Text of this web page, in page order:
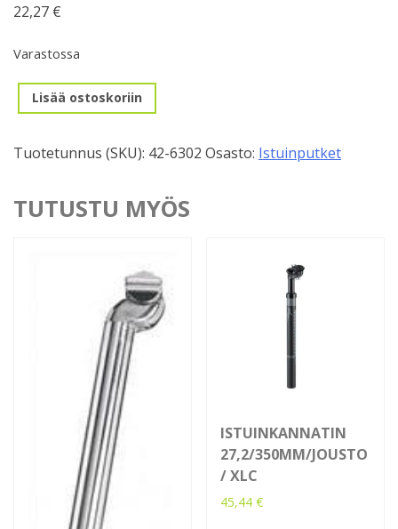
22,27 €
Varastossa
Istuinkannatin
30,2/400mm/Hopea/Lukolla
Lisää ostoskoriin
Tuotetunnus (SKU): 42-6302 Osasto: Istuinputket
TUTUSTU MYÖS
ISTUINKANNATIN
27,2/350MM/JOUSTO
/ XLC
45,44€